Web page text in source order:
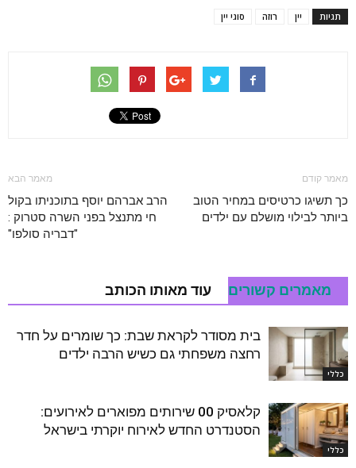
תגיות יין רוזה סוגי יין
מאמר קודם
כך תשיגו כרטיסים במחיר הטוב
ביותר לבילוי מושלם עם ילדים
מאמר הבא
הרב אברהם יוסף בתוכניתו בקול
חי מתנצל בפני השרה סטרוק :
"דבריה סולפו"
מאמרים קשורים עוד מאותו הכותב
כללי
בית מסודר לקראת שבת: כך שומרים על חדר
רחצה משפחתי גם כשיש הרבה ילדים
כללי
קלאסיק 00 שירותים מפוארים לאירועים:
הסטנדרט החדש לאירוח יוקרתי בישראל